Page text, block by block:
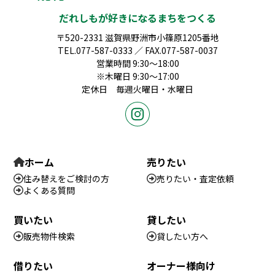
だれしもが好きになるまちをつくる
〒520-2331 滋賀県野洲市小篠原1205番地
TEL.077-587-0333 ／ FAX.077-587-0037
営業時間 9:30～18:00
※木曜日 9:30～17:00
定休日 毎週火曜日・水曜日
ホーム
住み替えをご検討の方
よくある質問
買いたい
販売物件検索
借りたい
売りたい
売りたい・査定依頼
貸したい
貸したい方へ
オーナー様向け